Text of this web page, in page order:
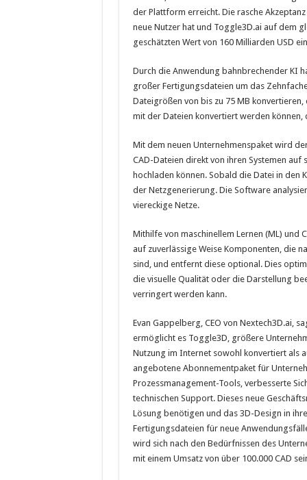
der Plattform erreicht. Die rasche
neue Nutzer hat und Toggle3D.ai auf dem
geschätzten Wert von 160 Milliarden USD
Durch die Anwendung bahnbrechender KI
großer Fertigungsdateien um das
Dateigrößen von bis zu 75 MB
mit der Dateien konvertiert werden können,
Mit dem neuen Unternehmenspaket wird
CAD-Dateien direkt von ihren Systemen
hochladen können. Sobald die Datei in den
der Netzgenerierung. Die Software
viereckige Netze.
Mithilfe von maschinellem Lernen (ML) und
auf zuverlässige Weise Komponenten, die
sind, und entfernt diese optional. Dies
die visuelle Qualität oder die Darstellung
verringert werden kann.
Evan Gappelberg, CEO von Nextech3D.ai,
ermöglicht es Toggle3D, größere
Nutzung im Internet sowohl konvertiert als
angebotene Abonnementpaket für
Prozessmanagement-Tools, verbesserte
technischen Support. Dieses neue
Lösung benötigen und das 3D-Design in
Fertigungsdateien für neue
wird sich nach den Bedürfnissen des
mit einem Umsatz von über 100.000 CAD